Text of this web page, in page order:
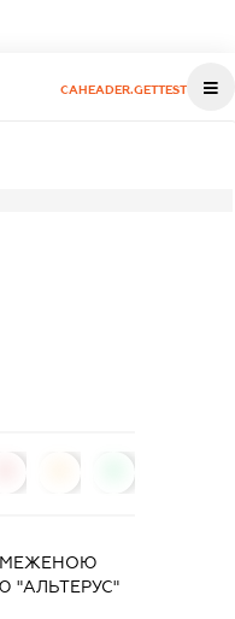
CAHEADER.GETTEST
"АЛЬТЕРУС"